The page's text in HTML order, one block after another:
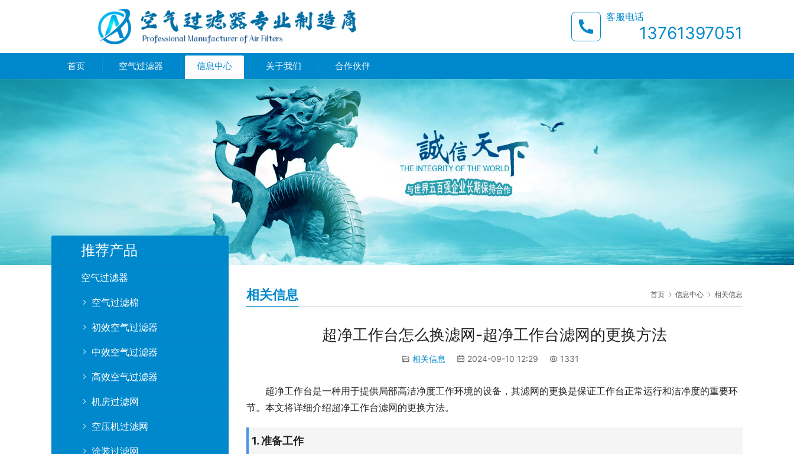
客服电话
13761397051
首页 空气过滤器 信息中心 关于我们 合作伙伴
首页 信息中心 相关信息
相关信息
超净工作台怎么换滤网-超净工作台滤网的更换方法
相关信息 2024-09-10 12:29 1331
超净工作台是一种用于提供局部高洁净度工作环境的设备，其滤网的更换是保证工作台正常运行和洁净度的重要环
节。本文将详细介绍超净工作台滤网的更换方法。
1. 准备工作
推荐产品
空气过滤器
空气过滤棉
初效空气过滤器
中效空气过滤器
高效空气过滤器
机房过滤网
空压机过滤网
涂装过滤网